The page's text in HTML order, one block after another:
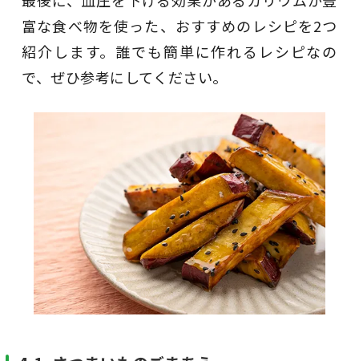
富な食べ物を使った、おすすめのレシピを2つ
紹介します。誰でも簡単に作れるレシピなの
で、ぜひ参考にしてください。